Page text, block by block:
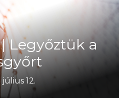
Legyőztük a
12.